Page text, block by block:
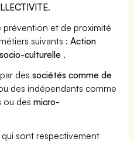
.
prévention et de proximité
suivants :Action
culturelle .
dessociétés comme de
des indépendants comme
ou desmicro-
sont respectivement